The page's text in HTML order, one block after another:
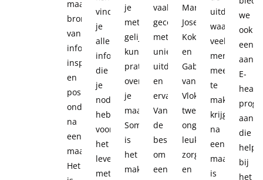
maandelijkse
bron
van
informatie,
inspiratie
en
positieve
ondersteuning
na
een
maagverkleiningsoperatie.
Het
vind
je
alle
informatie
die
je
nodig
hebt
voor
het
leven
met
je
met
gelijkgestemden
kunt
praten
over
je
maagverkleining.
Soms
is
het
makkelijker
vaak
geconfronteerd
met
unieke
uitdagingen
en
ervaringen.
Van
de
beslissing
om
een
Marie-
Josee
Koks
en
Gaby
van
Vlokhoven,
twee
ongelooflijk
leuke
zorgprofessionals
en
uitdagingen
waar
veel
mensen
mee
te
maken
krijgen
na
een
is
we
ook
een
E-
aan
die
bij
het